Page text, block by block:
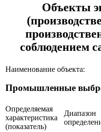
Объекты
соблюдением
Наименование объекта:
Промышленные
Определяемая
характеристика
(показатель)
Диапазон